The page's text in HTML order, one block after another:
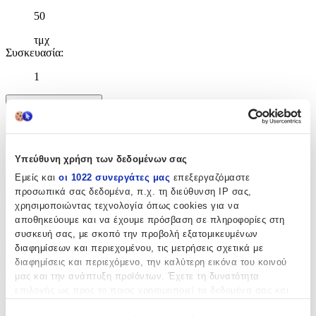
Υπεύθυνη χρήση των δεδομένων σας
Εμείς και οι 1022 συνεργάτες μας επεξεργαζόμαστε
προσωπικά σας δεδομένα, π.χ. τη διεύθυνση IP σας,
χρησιμοποιώντας τεχνολογία όπως cookies για να
αποθηκεύουμε και να έχουμε πρόσβαση σε πληροφορίες στη
συσκευή σας, με σκοπό την προβολή εξατομικευμένων
διαφημίσεων και περιεχομένου, τις μετρήσεις σχετικά με
διαφημίσεις και περιεχόμενο, την καλύτερη εικόνα του κοινού
μας και την ανάπτυξη προϊόντων. Έχετε τη δυνατότητα
50
τμχ
Συσκευασία:
1
Χαρακτηριστικά
+
Χαρακτηριστικά
Κατασκευαστής:
OEM
Βασικά Χαρακτηριστικά
Χρώμα:
Γκρι